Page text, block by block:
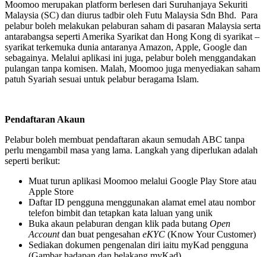
Moomoo merupakan platform berlesen dari Suruhanjaya Sekuriti
Malaysia (SC) dan diurus tadbir oleh Futu Malaysia Sdn Bhd. Para
pelabur boleh melakukan pelaburan saham di pasaran Malaysia serta
antarabangsa seperti Amerika Syarikat dan Hong Kong di syarikat –
syarikat terkemuka dunia antaranya Amazon, Apple, Google dan
sebagainya. Melalui aplikasi ini juga, pelabur boleh menggandakan
pulangan tanpa komisen. Malah, Moomoo juga menyediakan saham
patuh Syariah sesuai untuk pelabur beragama Islam.
Pendaftaran Akaun
Pelabur boleh membuat pendaftaran akaun semudah ABC tanpa
perlu mengambil masa yang lama. Langkah yang diperlukan adalah
seperti berikut:
Muat turun aplikasi Moomoo melalui Google Play Store atau
Apple Store
Daftar ID pengguna menggunakan alamat emel atau nombor
telefon bimbit dan tetapkan kata laluan yang unik
Buka akaun pelaburan dengan klik pada butang Open
Accountdan buat pengesahan eKYC (Know Your Customer)
Sediakan dokumen pengenalan diri iaitu myKad pengguna